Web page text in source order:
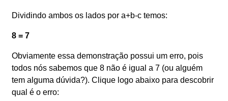
Dividindo ambos os lados por a+b-c temos:
8 = 7
Obviamente essa demonstração possui um erro, pois
todos nós sabemos que 8 não é igual a 7 (ou alguém
tem alguma dúvida?). Clique logo abaixo para descobrir
qual é o erro: